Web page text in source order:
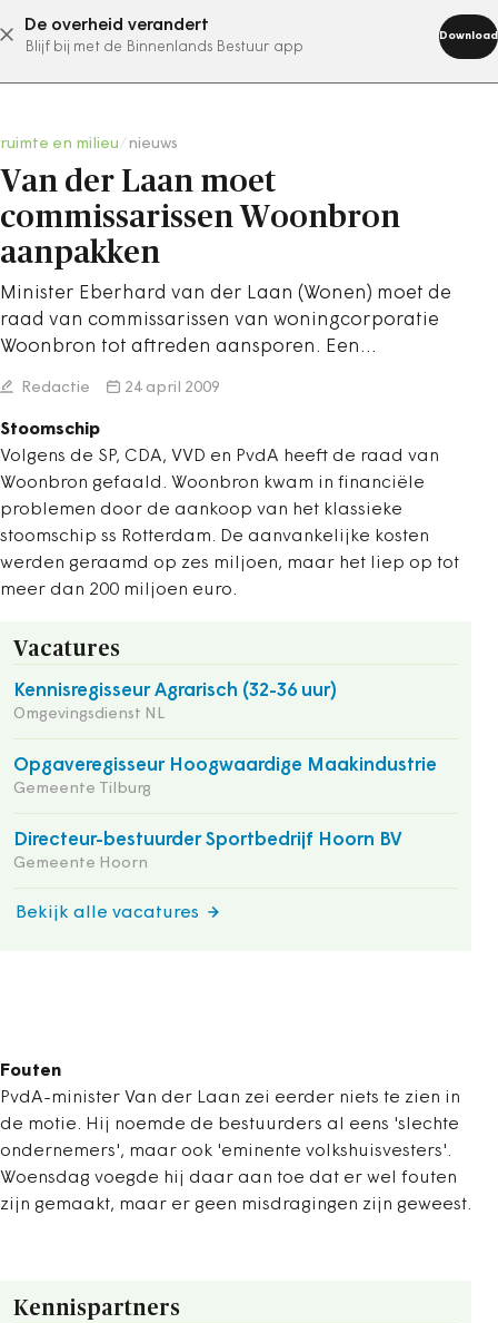
De overheid verandert
Blijf bij met de Binnenlands Bestuur app
Download
abonneer nu
ruimte en milieu nieuws
Van der Laan moet
commissarissen Woonbron
aanpakken
Minister Eberhard van der Laan (Wonen) moet de
raad van commissarissen van woningcorporatie
Woonbron tot aftreden aansporen. Een…
Redactie 24 april 2009
Stoomschip
Volgens de SP, CDA, VVD en PvdA heeft de raad van
Woonbron gefaald. Woonbron kwam in financiële
problemen door de aankoop van het klassieke
stoomschip ss Rotterdam. De aanvankelijke kosten
werden geraamd op zes miljoen, maar het liep op tot
meer dan 200 miljoen euro.
Vacatures
Kennisregisseur Agrarisch (32-36 uur)
Omgevingsdienst NL
Opgaveregisseur Hoogwaardige Maakindustrie
Gemeente Tilburg
Directeur-bestuurder Sportbedrijf Hoorn BV
Gemeente Hoorn
Bekijk alle vacatures
Fouten
PvdA-minister Van der Laan zei eerder niets te zien in
de motie. Hij noemde de bestuurders al eens 'slechte
ondernemers', maar ook 'eminente volkshuisvesters'.
Woensdag voegde hij daar aan toe dat er wel fouten
zijn gemaakt, maar er geen misdragingen zijn geweest.
Kennispartners